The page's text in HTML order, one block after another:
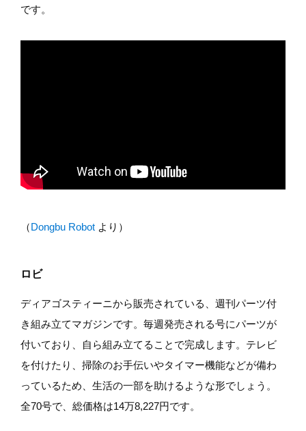
です。
（Dongbu Robot より）
ロビ
ディアゴスティーニから販売されている、週刊パーツ付
き組み立てマガジンです。毎週発売される号にパーツが
付いており、自ら組み立てることで完成します。テレビ
を付けたり、掃除のお手伝いやタイマー機能などが備わ
っているため、生活の一部を助けるような形でしょう。
全70号で、総価格は14万8,227円です。